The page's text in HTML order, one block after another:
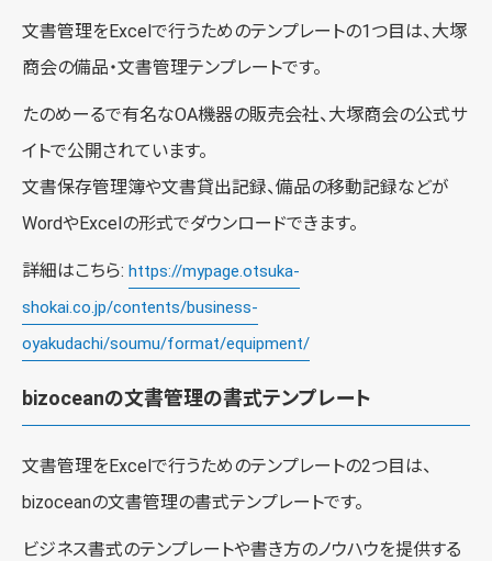
文書管理をExcelで行うためのテンプレートの1つ目は、大塚
商会の備品・文書管理テンプレートです。
たのめーるで有名なOA機器の販売会社、大塚商会の公式サ
イトで公開されています。
文書保存管理簿や文書貸出記録、備品の移動記録などが
WordやExcelの形式でダウンロードできます。
詳細はこちら: https://mypage.otsuka-
shokai.co.jp/contents/business-
oyakudachi/soumu/format/equipment/
bizoceanの文書管理の書式テンプレート
文書管理をExcelで行うためのテンプレートの2つ目は、
bizoceanの文書管理の書式テンプレートです。
ビジネス書式のテンプレートや書き方のノウハウを提供する